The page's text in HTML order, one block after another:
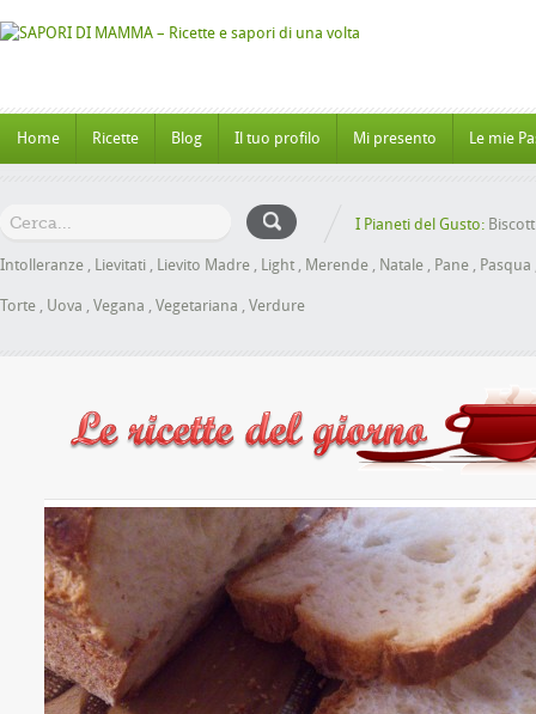
Home Ricette Blog Il tuo profilo Mi presento Le mie
I Pianeti del Gusto:
Intolleranze , Lievitati , Lievito Madre , Light , Merende , Natale , Pane , Pasqua
Torte , Uova , Vegana , Vegetariana , Verdure
Panbrioche al Miele senza
uova
Valutazione media:
Oggi è domenica, quindi finita la fatica del lavoro
e delle faccende di casa, mi dedico alla mia grande